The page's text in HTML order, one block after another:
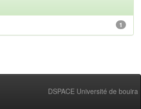
1
DSPACE Université de bouira